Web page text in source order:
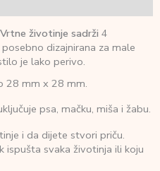
životinje sadrži 4
dizajnirana za male
je lako perivo.
28 mm x 28 mm.
psa, mačku, miša i žabu.
i da dijete stvori priču.
ispušta svaka životinja ili koju